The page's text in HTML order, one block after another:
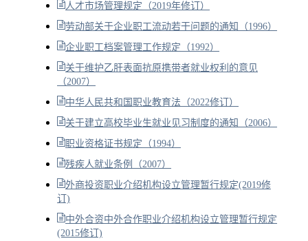
人才市场管理规定（2019年修订）
劳动部关于企业职工流动若干问题的通知（1996）
企业职工档案管理工作规定（1992）
关于维护乙肝表面抗原携带者就业权利的意见
（2007）
中华人民共和国职业教育法（2022修订）
关于建立高校毕业生就业见习制度的通知（2006）
职业资格证书规定（1994）
残疾人就业条例（2007）
外商投资职业介绍机构设立管理暂行规定(2019修
订)
中外合资中外合作职业介绍机构设立管理暂行规定
(2015修订)